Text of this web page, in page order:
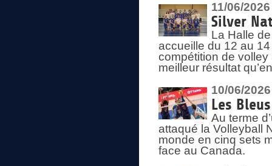
11/06/2026
Silver
La Halle
accueille du 12 au
compétition de
meilleur résultat
10/06/2026
Les
Au terme
attaqué la Volleyball
monde en cinq sets
face au Canada.